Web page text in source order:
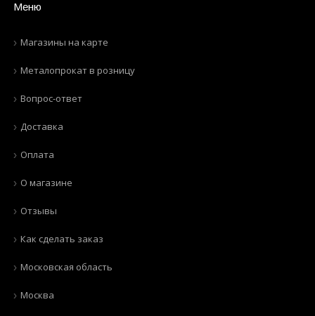
Меню
Магазины на карте
Металопрокат в розницу
Вопрос-ответ
Доставка
Оплата
О магазине
Отзывы
Как сделать заказ
Московская область
Москва